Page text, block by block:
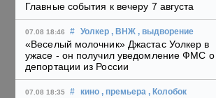
Главные события к вечеру 7 августа
07.08 18:46 # Уолкер , ВНЖ , выдворение
«Веселый молочник» Джастас Уолкер в
ужасе - он получил уведомление ФМС о
депортации из России
07.08 18:35 # кино , премьера , Колобок